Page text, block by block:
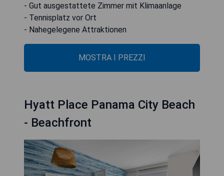
- Gut ausgestattete Zimmer mit Klimaanlage
- Tennisplatz vor Ort
- Nahegelegene Attraktionen
MOSTRA I PREZZI
Hyatt Place Panama City Beach
- Beachfront